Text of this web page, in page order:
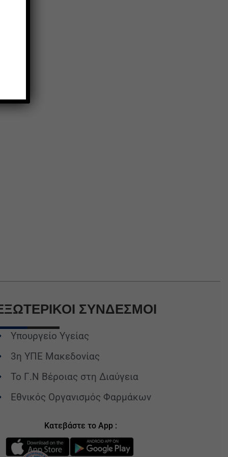
ΣΥΝΔΕΣΜΟΙ
Υπουργείο Υγείας
3η ΥΠΕ Μακεδονίας
Το Γ.Ν Βέροιας στη Διαύγεια
Εθνικός Οργανισμός Φαρμάκων
Κατεβάστε το App :